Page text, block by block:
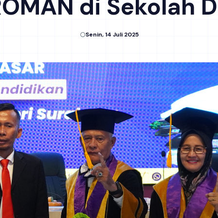
di Sekolah
Senin, 14 Juli 2025